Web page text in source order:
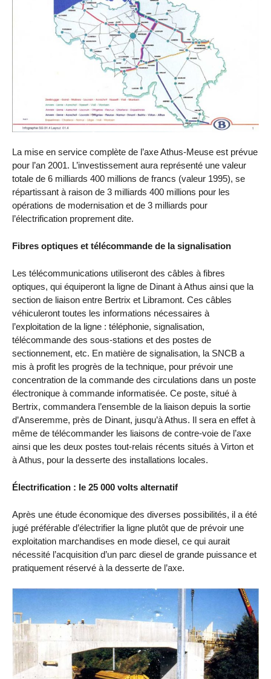
La mise en service complète de l’axe Athus-Meuse est prévue
pour l’an 2001. L’investissement aura représenté une valeur
totale de 6 milliards 400 millions de francs (valeur 1995), se
répartissant à raison de 3 milliards 400 millions pour les
opérations de modernisation et de 3 milliards pour
l’électrification proprement dite.
Fibres optiques et télécommande de la signalisation
Les télécommunications utiliseront des câbles à fibres
optiques, qui équiperont la ligne de Dinant à Athus ainsi que la
section de liaison entre Bertrix et Libramont. Ces câbles
véhiculeront toutes les informations nécessaires à
l’exploitation de la ligne : téléphonie, signalisation,
télécommande des sous-stations et des postes de
sectionnement, etc. En matière de signalisation, la SNCB a
mis à profit les progrès de la technique, pour prévoir une
concentration de la commande des circulations dans un poste
électronique à commande informatisée. Ce poste, situé à
Bertrix, commandera l’ensemble de la liaison depuis la sortie
d’Anseremme, près de Dinant, jusqu’à Athus. Il sera en effet à
même de télécommander les liaisons de contre-voie de l’axe
ainsi que les deux postes tout-relais récents situés à Virton et
à Athus, pour la desserte des installations locales.
Électrification : le 25 000 volts alternatif
Après une étude économique des diverses possibilités, il a été
jugé préférable d’électrifier la ligne plutôt que de prévoir une
exploitation marchandises en mode diesel, ce qui aurait
nécessité l’acquisition d’un parc diesel de grande puissance et
pratiquement réservé à la desserte de l’axe.